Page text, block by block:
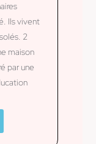
Ils vivent
2
maison
par une